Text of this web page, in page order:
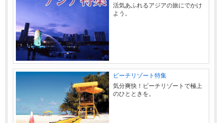
活気あふれるアジアの旅にでかけ
よう。
ビーチリゾート特集
気分爽快！ビーチリゾートで極上
のひとときを。